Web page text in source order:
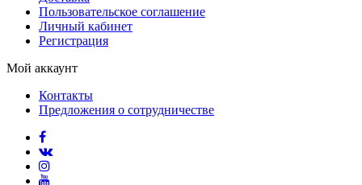
Пользовательское соглашение
Личный кабинет
Регистрация
Мой аккаунт
Контакты
Предложения о сотрудничестве